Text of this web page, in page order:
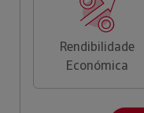
Rendibilidade
Económica